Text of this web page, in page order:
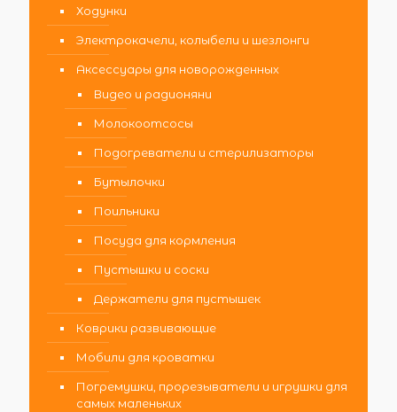
Ходунки
Электрокачели, колыбели и шезлонги
Аксессуары для новорожденных
Видео и радионяни
Молокоотсосы
Подогреватели и стерилизаторы
Бутылочки
Поильники
Посуда для кормления
Пустышки и соски
Держатели для пустышек
Коврики развивающие
Мобили для кроватки
Погремушки, прорезыватели и игрушки для
самых маленьких